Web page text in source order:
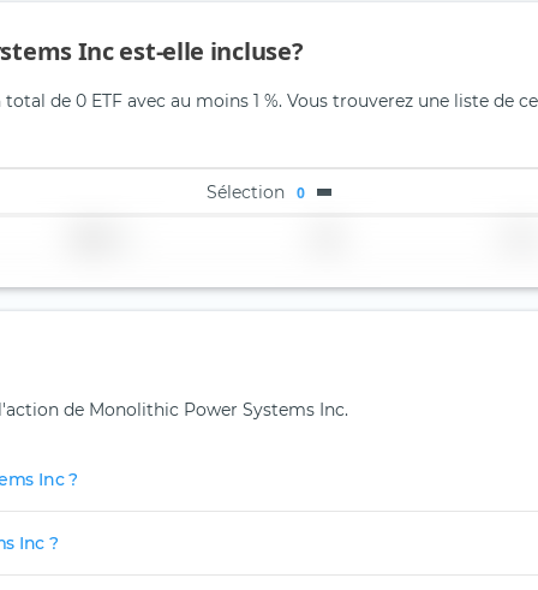
Inc est-elle incluse?
de 0 ETF avec au moins 1 %. Vous trouverez une liste de
Sélection 0
de Monolithic Power Systems Inc.
Inc ?
Inc ?